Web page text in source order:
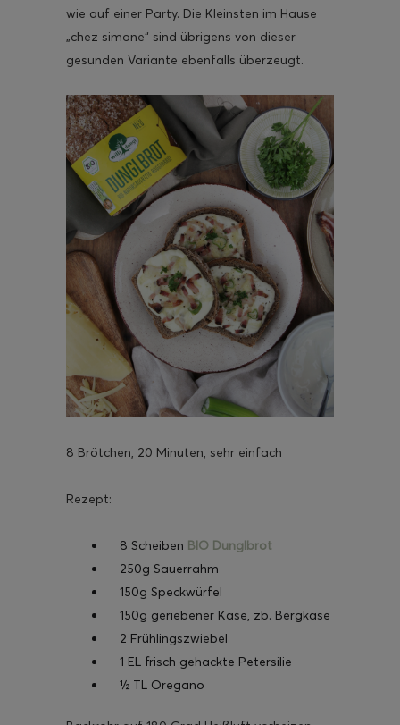
wie auf einer Party. Die Kleinsten im Hause
„chez simone“ sind übrigens von dieser
gesunden Variante ebenfalls überzeugt.
8 Brötchen, 20 Minuten, sehr einfach
Rezept:
8 Scheiben BIO Dunglbrot
250g Sauerrahm
150g Speckwürfel
150g geriebener Käse, zb. Bergkäse
2 Frühlingszwiebel
1 EL frisch gehackte Petersilie
½ TL Oregano